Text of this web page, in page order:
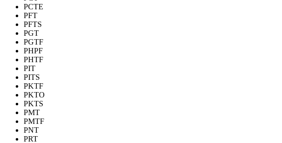
PCTE
PFT
PFTS
PGT
PGTF
PHPF
PHTF
PIT
PITS
PKTF
PKTO
PKTS
PMT
PMTF
PNT
PRT